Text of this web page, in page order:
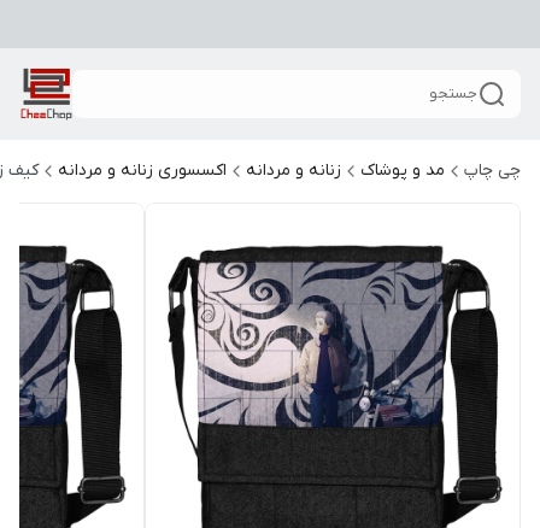
جستجو
چی چاپ مد و پوشاک زنانه و مردانه اکسسوری زنانه و مردانه کیف